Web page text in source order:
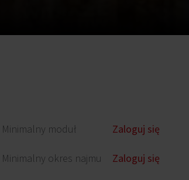
Minimalny moduł Zaloguj się
Minimalny okres najmu Zaloguj się